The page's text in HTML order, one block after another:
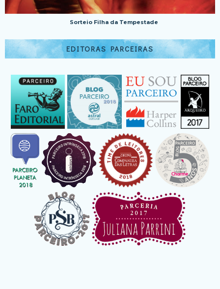
Sorteio Filha da Tempestade
EDITORAS PARCEIRAS